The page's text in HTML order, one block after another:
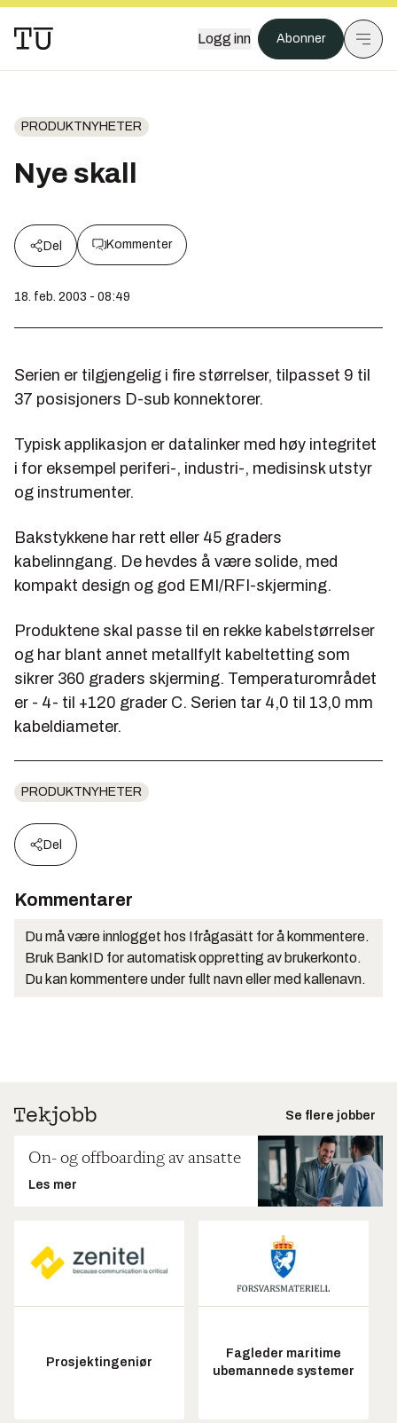
Logg inn Abonner
PRODUKTNYHETER
Nye skall
Del Kommenter
18. feb. 2003 - 08:49
Serien er tilgjengelig i fire størrelser, tilpasset 9 til
37 posisjoners D-sub konnektorer.
Typisk applikasjon er datalinker med høy integritet
i for eksempel periferi-, industri-, medisinsk utstyr
og instrumenter.
Bakstykkene har rett eller 45 graders
kabelinngang. De hevdes å være solide, med
kompakt design og god EMI/RFI-skjerming.
Produktene skal passe til en rekke kabelstørrelser
og har blant annet metallfylt kabeltetting som
sikrer 360 graders skjerming. Temperaturområdet
er - 4- til +120 grader C. Serien tar 4,0 til 13,0 mm
kabeldiameter.
PRODUKTNYHETER
Del
Kommentarer
Du må være innlogget hos Ifrågasätt for å kommentere.
Bruk BankID for automatisk oppretting av brukerkonto.
Du kan kommentere under fullt navn eller med kallenavn.
Se flere jobber
On- og offboarding av ansatte
Les mer
Prosjektingeniør
Fagleder maritime
ubemannede systemer